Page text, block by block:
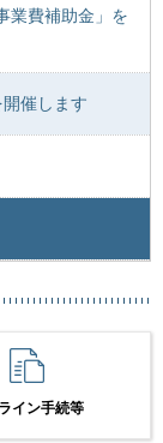
業費補助金」を
催します
イン手続等